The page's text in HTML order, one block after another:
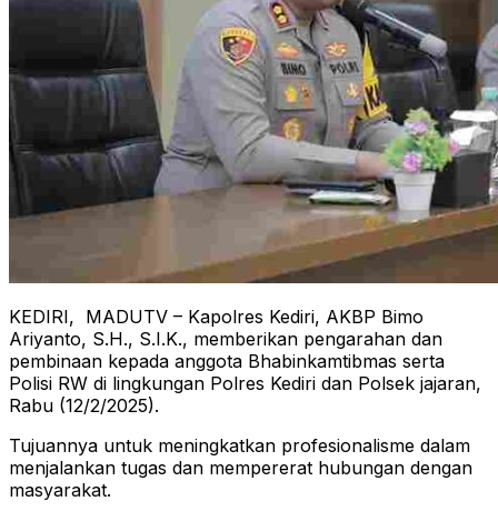
KEDIRI, MADUTV – Kapolres Kediri, AKBP Bimo
Ariyanto, S.H., S.I.K., memberikan pengarahan dan
pembinaan kepada anggota Bhabinkamtibmas serta
Polisi RW di lingkungan Polres Kediri dan Polsek jajaran,
Rabu (12/2/2025).
Tujuannya untuk meningkatkan profesionalisme dalam
menjalankan tugas dan mempererat hubungan dengan
masyarakat.